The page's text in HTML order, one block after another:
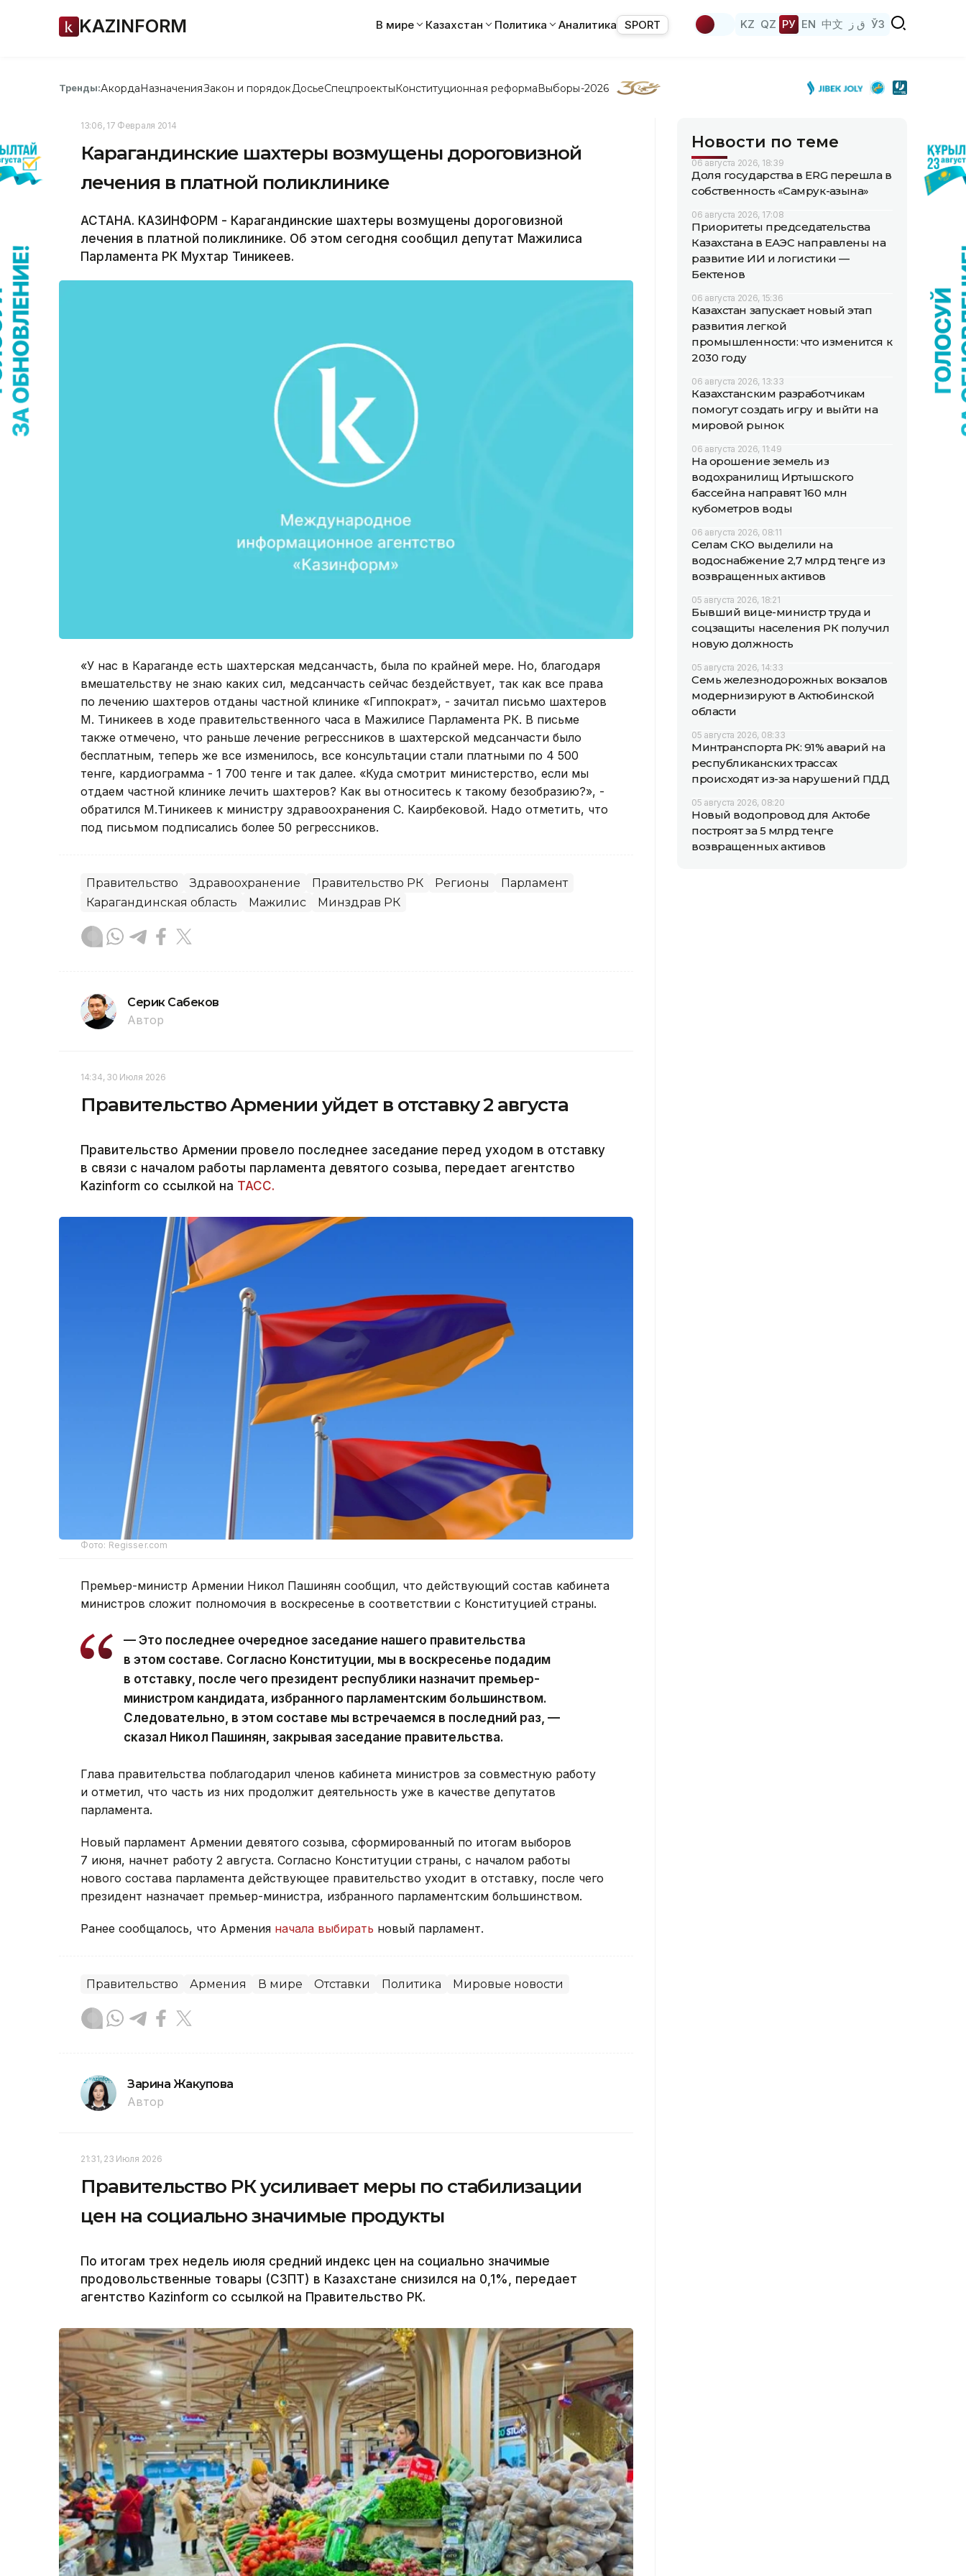
KAZINFORM В мире Казахстан Политика Аналитика SPORT KZ QZ РУ EN 中文 ق ز ЎЗ
Тренды:АкордаНазначенияЗакон и порядок ДосьеСпецпроектыКонституционная реформаВыборы-2026
13:06, 17 Февраля 2014
Карагандинские шахтеры возмущены дороговизной
лечения в платной поликлинике
АСТАНА. КАЗИНФОРМ - Карагандинские шахтеры возмущены дороговизной
лечения в платной поликлинике. Об этом сегодня сообщил депутат Мажилиса
Парламента РК Мухтар Тиникеев.
«У нас в Караганде есть шахтерская медсанчасть, была по крайней мере. Но, благодаря
вмешательству не знаю каких сил, медсанчасть сейчас бездействует, так как все права
по лечению шахтеров отданы частной клинике «Гиппократ», - зачитал письмо шахтеров
М. Тиникеев в ходе правительственного часа в Мажилисе Парламента РК. В письме
также отмечено, что раньше лечение регрессников в шахтерской медсанчасти было
бесплатным, теперь же все изменилось, все консультации стали платными по 4 500
тенге, кардиограмма - 1 700 тенге и так далее. «Куда смотрит министерство, если мы
отдаем частной клинике лечить шахтеров? Как вы относитесь к такому безобразию?», -
обратился М.Тиникеев к министру здравоохранения С. Каирбековой. Надо отметить, что
под письмом подписались более 50 регрессников.
Правительство Здравоохранение Правительство РК Регионы
Парламент
Карагандинская область
Мажилис Минздрав РК
Серик Сабеков
Автор
14:34, 30 Июля 2026
Правительство Армении уйдет в отставку 2 августа
Правительство Армении провело последнее заседание перед уходом в отставку
в связи с началом работы парламента девятого созыва, передает агентство
Kazinform со ссылкой на ТАСС.
Фото: Regisser.com
Премьер-министр Армении Никол Пашинян сообщил, что действующий состав кабинета
министров сложит полномочия в воскресенье в соответствии с Конституцией страны.
— Это последнее очередное заседание нашего правительства
в этом составе. Согласно Конституции, мы в воскресенье подадим
в отставку, после чего президент республики назначит премьер-
министром кандидата, избранного парламентским большинством.
Следовательно, в этом составе мы встречаемся в последний раз, —
сказал Никол Пашинян, закрывая заседание правительства.
Глава правительства поблагодарил членов кабинета министров за совместную работу
и отметил, что часть из них продолжит деятельность уже в качестве депутатов
парламента.
Новый парламент Армении девятого созыва, сформированный по итогам выборов
7 июня, начнет работу 2 августа. Согласно Конституции страны, с началом работы
нового состава парламента действующее правительство уходит в отставку, после чего
президент назначает премьер-министра, избранного парламентским большинством.
Ранее сообщалось, что Армения начала выбирать новый парламент.
Правительство Армения В мире Отставки Политика Мировые новости
Зарина Жакупова
Автор
21:31, 23 Июля 2026
Правительство РК усиливает меры по стабилизации
цен на социально значимые продукты
По итогам трех недель июля средний индекс цен на социально значимые
продовольственные товары (СЗПТ) в Казахстане снизился на 0,1%, передает
агентство Kazinform со ссылкой на Правительство РК.
Новости по теме
06 августа 2026, 18:39
Доля государства в ERG перешла в
собственность «Самрук-Қазына»
06 августа 2026, 17:08
Приоритеты председательства
Казахстана в ЕАЭС направлены на
развитие ИИ и логистики —
Бектенов
06 августа 2026, 15:36
Казахстан запускает новый этап
развития легкой
промышленности: что изменится к
2030 году
06 августа 2026, 13:33
Казахстанским разработчикам
помогут создать игру и выйти на
мировой рынок
06 августа 2026, 11:49
На орошение земель из
водохранилищ Иртышского
бассейна направят 160 млн
кубометров воды
06 августа 2026, 08:11
Селам СКО выделили на
водоснабжение 2,7 млрд теңге из
возвращенных активов
05 августа 2026, 18:21
Бывший вице-министр труда и
соцзащиты населения РК получил
новую должность
05 августа 2026, 14:33
Семь железнодорожных вокзалов
модернизируют в Актюбинской
области
05 августа 2026, 08:33
Минтранспорта РК: 91% аварий на
республиканских трассах
происходят из-за нарушений ПДД
05 августа 2026, 08:20
Новый водопровод для Актобе
построят за 5 млрд теңге
возвращенных активов